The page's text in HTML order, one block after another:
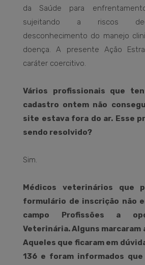
da Saúde para
sujeitando a riscos
desconhecimento do manejo
doença. A presente Ação
caráter coercitivo.
Vários profissionais que
cadastro ontem não
site estava fora do ar. Esse
sendo resolvido?
Sim.
Médicos veterinários que
formulário de inscrição não
campo Profissões a
Veterinária. Alguns marcaram
Aqueles que ficaram em
136 e foram informados